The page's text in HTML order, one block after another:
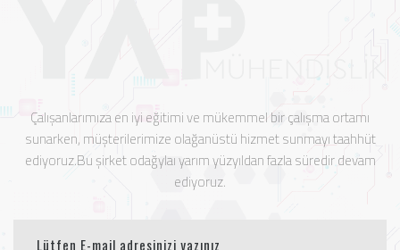
Çalışanlarımıza en iyi eğitimi ve mükemmel bir çalışma ortamı
sunarken, müşterilerimize olağanüstü hizmet sunmayı taahhüt
ediyoruz.Bu şirket odağylaı yarım yüzyıldan fazla süredir devam
ediyoruz.